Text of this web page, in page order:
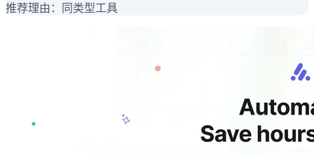
推荐理由： 同类型工具